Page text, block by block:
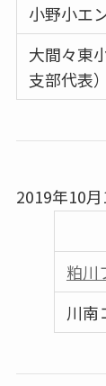
小野小エ
大間々東
支部代表）
2019年10
粕川
川南